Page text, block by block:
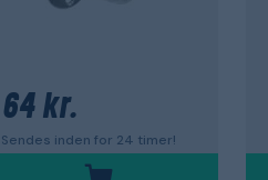
64 kr.
Sendes inden for 24 timer!